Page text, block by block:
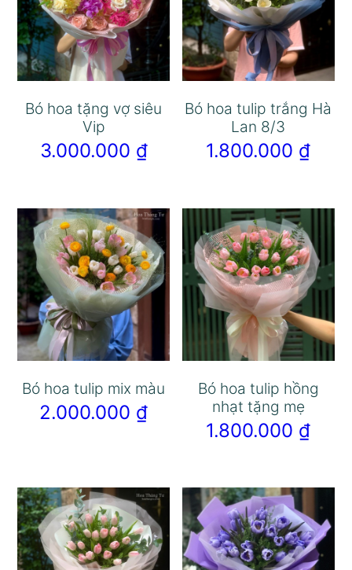
Bó hoa tặng vợ siêu
Vip
3.000.000 ₫
Bó hoa tulip trắng Hà
Lan 8/3
1.800.000 ₫
Bó hoa tulip mix màu
2.000.000 ₫
Bó hoa tulip hồng
nhạt tặng mẹ
1.800.000 ₫